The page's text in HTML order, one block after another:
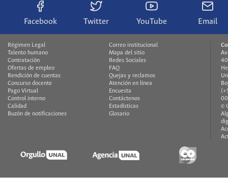
Facebook Twitter YouTube Email
Régimen Legal
Talento humano
Contratación
Ofertas de empleo
Rendición de cuentas
Concurso docente
Pago Virtual
Control interno
Calidad
Buzón de notificaciones
Correo institucional
Mapa del sitio
Redes Sociales
FAQ
Quejas y reclamos
Atención en línea
Encuesta
Contáctenos
Estadísticas
Glosario
©